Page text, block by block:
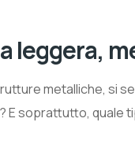
leggera,
metalliche, si
E soprattutto, quale